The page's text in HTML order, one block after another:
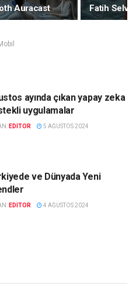
Auracast Fatih Selvi
ayında çıkan yapay zeka
uygulamalar
EDITOR 5 AĞUSTOS 2024
ve Dünyada Yeni
EDITOR 4 AĞUSTOS 2024